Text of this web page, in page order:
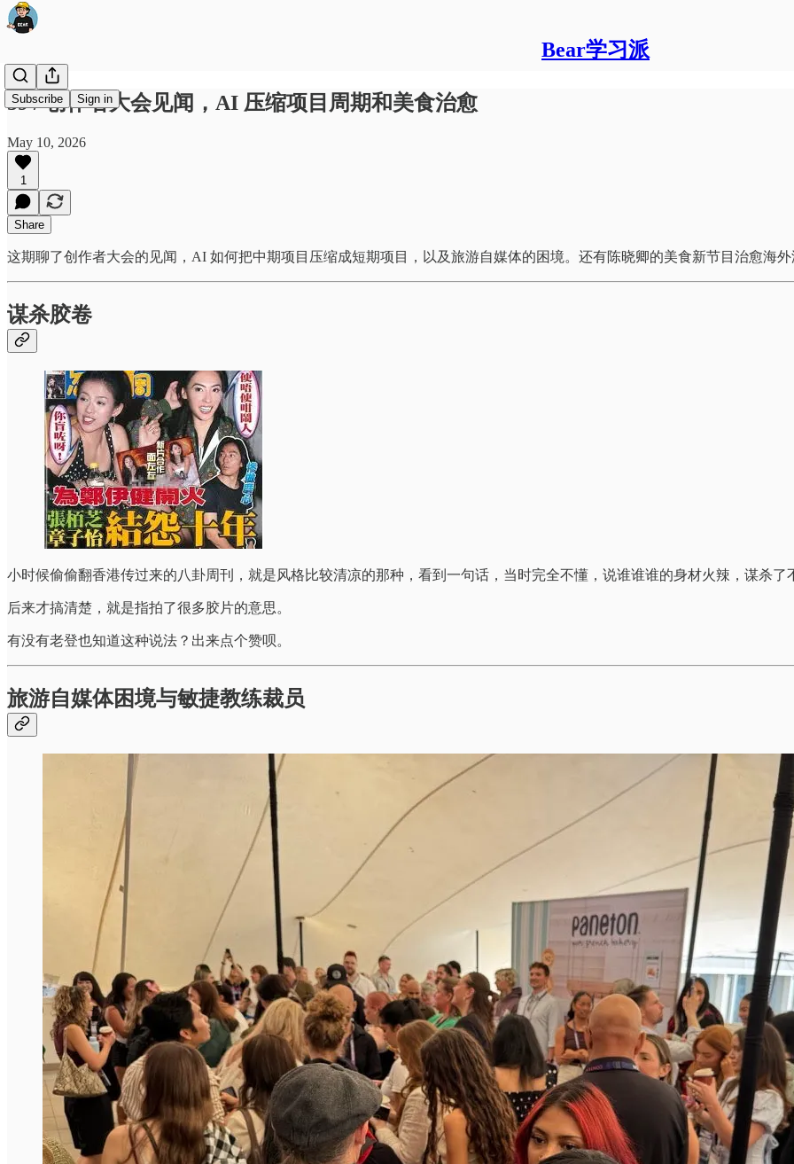
Bear学习派
Subscribe Sign in
59 / 创作者大会见闻，AI 压缩项目周期和美食治愈
May 10, 2026
1
Share
这期聊了创作者大会的见闻，AI 如何把中期项目压缩成短期项目，以及旅游自媒体的困境。还有陈晓卿的美食新节目治愈海
谋杀胶卷
小时候偷偷翻香港传过来的八卦周刊，就是风格比较清凉的那种，看到一句话，当时完全不懂，说谁谁谁的身材火辣，谋杀了
后来才搞清楚，就是指拍了很多胶片的意思。
有没有老登也知道这种说法？出来点个赞呗。
旅游自媒体困境与敏捷教练裁员